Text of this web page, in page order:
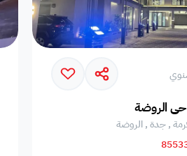
حي الروضة
, جدة , الروضة